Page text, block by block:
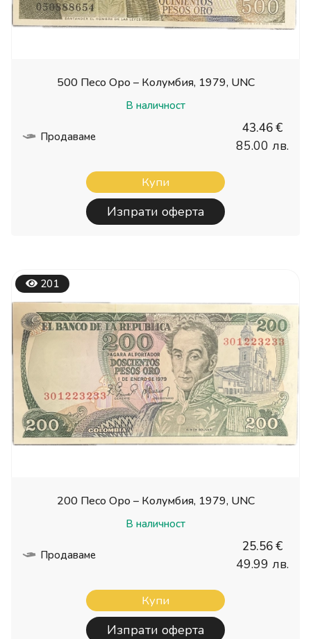
500 Песо Оро – Колумбия, 1979, UNC
В наличност
Продаваме
43.46 €
85.00 лв.
Купи
Изпрати оферта
201
200 Песо Оро – Колумбия, 1979, UNC
В наличност
Продаваме
25.56 €
49.99 лв.
Купи
Изпрати оферта